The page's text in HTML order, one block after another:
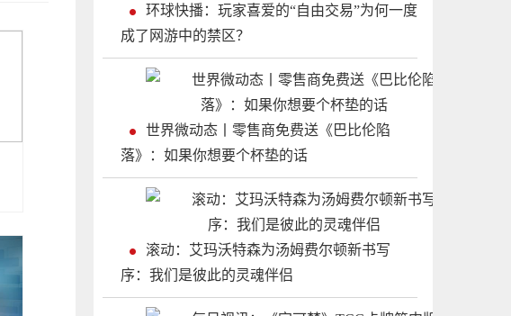
环球快播：玩家喜爱的“自由交易”为何一度
成了网游中的禁区？
世界微动态丨零售商免费送《巴比伦陷
落》：如果你想要个杯垫的话
滚动：艾玛沃特森为汤姆费尔顿新书写
序：我们是彼此的灵魂伴侣